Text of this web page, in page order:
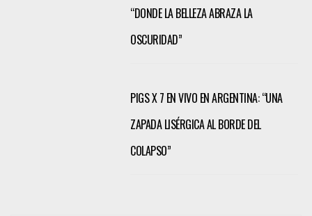
“DONDE LA BELLEZA ABRAZA LA
OSCURIDAD”
PIGS X 7 EN VIVO EN ARGENTINA: “UNA
ZAPADA LISÉRGICA AL BORDE DEL
COLAPSO”